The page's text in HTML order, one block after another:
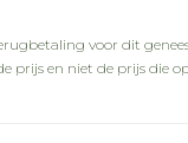
voor dit
prijs en niet de prijs die